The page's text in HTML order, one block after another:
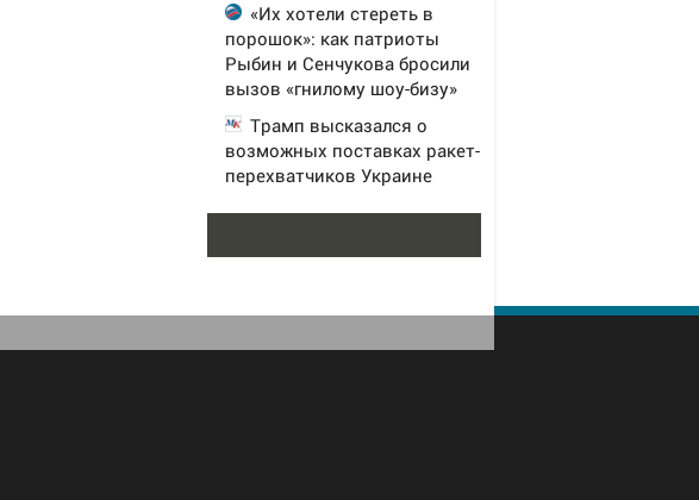
«Их хотели стереть в
порошок»: как патриоты
Рыбин и Сенчукова бросили
вызов «гнилому шоу-бизу»
Трамп высказался о
возможных поставках ракет-
перехватчиков Украине
В Заволжской промзоне
об угрозе срыва
блокировки проезда